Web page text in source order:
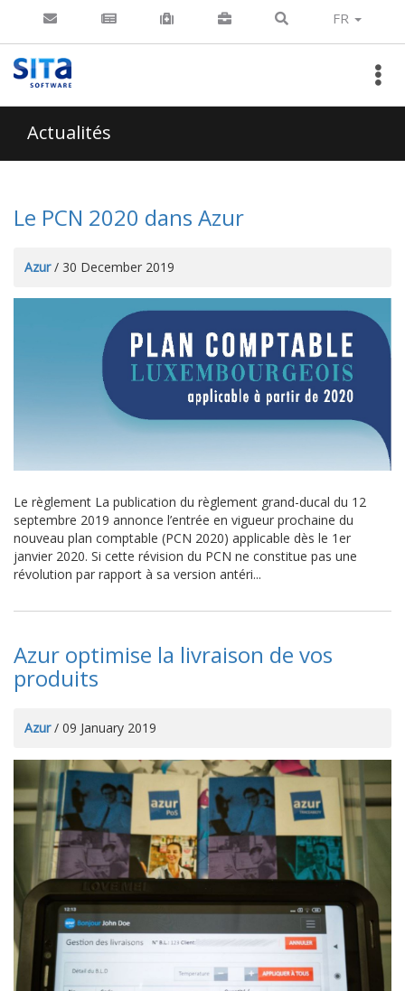
FR
Actualités
Le PCN 2020 dans Azur
Azur/ 30 December 2019
Le règlement La publication du règlement grand-ducal du 12
septembre 2019 annonce l’entrée en vigueur prochaine du
nouveau plan comptable (PCN 2020) applicable dès le 1er
janvier 2020. Si cette révision du PCN ne constitue pas une
révolution par rapport à sa version antéri...
Azur optimise la livraison de vos
produits
Azur/ 09 January 2019